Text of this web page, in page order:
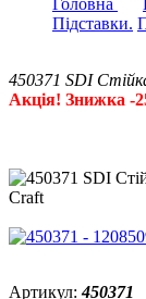
Головна
Підставки.
450371 SDI
Акція! Знижка -
Артикул:450371